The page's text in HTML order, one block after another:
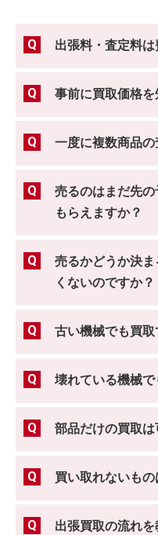
出張料・査定料
事前に買取価格
一度に複数商品
売るのはまだ先
もらえますか？
売るかどうか決
くないのですか？
古い機械でも買取
壊れている機械
部品だけの買取は
買い取れないも
出張買取の流れを